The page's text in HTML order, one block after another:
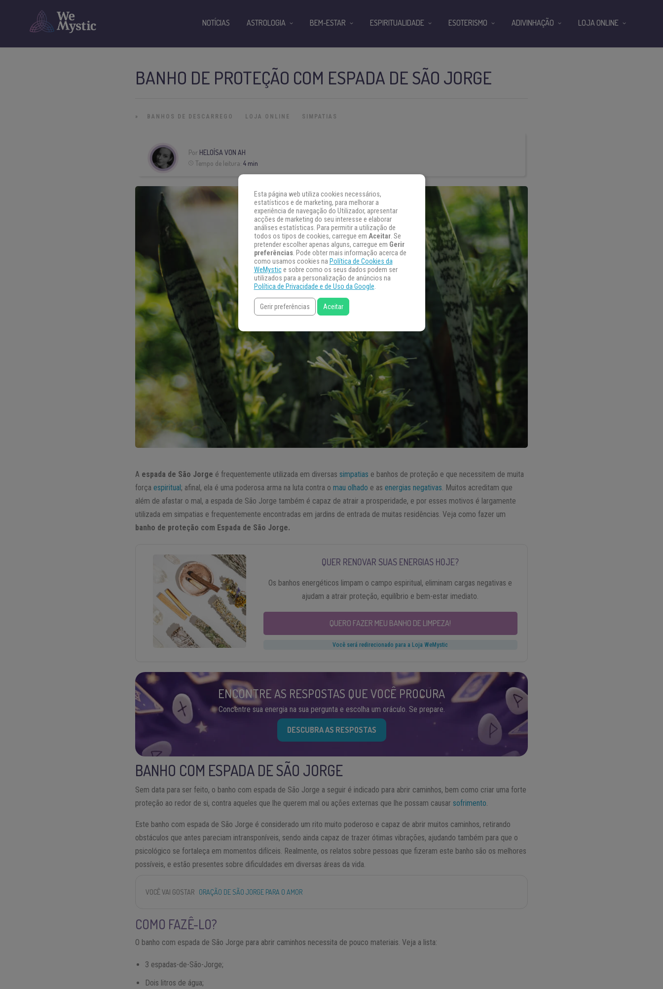
BANHO DE PROTEÇÃO COM ESPADA DE SÃO JORGE
» BANHOS DE DESCARREGO LOJA ONLINE SIMPATIAS
Por HELOÍSA VON AH
Tempo de leitura: 4 min
A espada de São Jorge é frequentemente utilizada em diversassimpatias e banhos de proteção e que necessitem de muita
forçaespiritual ; afinal, ela é uma poderosa arma na luta contra omau olhado e asenergias negativas. Muitos acreditam que
além de afastar o mal, a espada de São Jorge também é capaz de atrair a prosperidade, e por esses motivos é largamente
utilizada em simpatias e frequentemente encontradas em jardins de entrada de muitas residências. Veja como fazer um
banho de proteção com Espada de São Jorge.
QUER RENOVAR SUAS ENERGIAS HOJE?
Os banhos energéticos limpam o campo espiritual, eliminam cargas negativas e
ajudam a atrair proteção, equilíbrio e bem-estar imediato.
QUERO FAZER MEU BANHO DE LIMPEZA!
Você será redirecionado para a Loja WeMystic
ENCONTRE AS RESPOSTAS QUE VOCÊ PROCURA
Concentre sua energia na sua pergunta e escolha um oráculo. Se prepare.
DESCUBRA AS RESPOSTAS
BANHO COM ESPADA DE SÃO JORGE
Sem data para ser feito, o banho com espada de São Jorge a seguir é indicado para abrir caminhos, bem como criar uma forte
proteção ao redor de si, contra aqueles que lhe querem mal ou ações externas que lhe possam causarsofrimento.
Este banho com espada de São Jorge é considerado um rito muito poderoso e capaz de abrir muitos caminhos, retirando
obstáculos que antes pareciam intransponíveis, sendo ainda capaz de trazer ótimas vibrações, ajudando também para que o
psicológico se fortaleça em momentos difíceis. Realmente, os relatos sobre pessoas que fizeram este banho são os melhores
possíveis, e estão presentes sobre dificuldades em diversas áreas da vida.
VOCÊ VAI GOSTAR ORAÇÃO DE SÃO JORGE PARA O AMOR
COMO FAZÊ-LO?
O banho com espada de São Jorge para abrir caminhos necessita de pouco materiais. Veja a lista:
3 espadas-de-São-Jorge;
Dois litros de água;
NOTÍCIAS ASTROLOGIA BEM-ESTAR ESPIRITUALIDADE ESOTERISMO ADIVINHAÇÃO LOJA ONLINE
Esta página web utiliza cookies necessários,
estatísticos e de marketing, para melhorar a
experiência de navegação do Utilizador, apresentar
acções de marketing do seu interesse e elaborar
análises estatísticas. Para permitir a utilização de
todos os tipos de cookies, carregue em Aceitar. Se
pretender escolher apenas alguns, carregue em Gerir
preferências. Pode obter mais informação acerca de
como usamos cookies na Política de Cookies da
WeMystice sobre como os seus dados podem ser
utilizados para a personalização de anúncios na
Política de Privacidade e de Uso da Google.
Gerir preferências Aceitar